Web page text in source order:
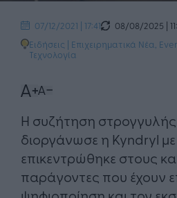
07/12/2021 | 17:41
08/08/2025 |
Ειδήσεις | Επιχειρηματικά Νέα
Τεχνολογία
Η συζήτηση
διοργάνωσε η Kyndryl με
επικεντρώθηκε στους
παράγοντες που έχουν